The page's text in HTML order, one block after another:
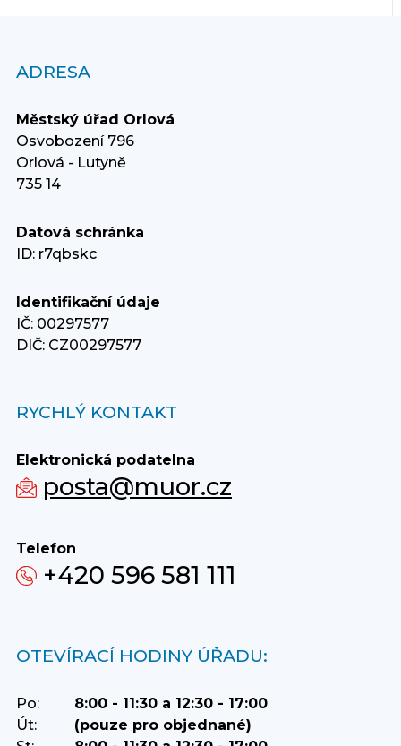
ADRESA
Městský úřad Orlová
Osvobození 796
Orlová - Lutyně
735 14
Datová schránka
ID: r7qbskc
Identifikační údaje
IČ: 00297577
DIČ: CZ00297577
RYCHLÝ KONTAKT
Elektronická podatelna
posta@muor.cz
Telefon
+420 596 581 111
OTEVÍRACÍ HODINY ÚŘADU:
Po:
8:00 - 11:30 a 12:30 - 17:00
Út:
(pouze pro objednané)